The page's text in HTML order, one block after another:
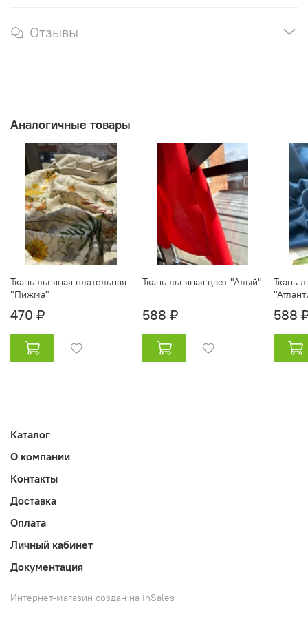
Отзывы
Аналогичные товары
Ткань льняная плательная
"Пижма"
470 ₽
Ткань льняная цвет "Алый"
588 ₽
Ткань
588
Каталог
О компании
Контакты
Доставка
Оплата
Личный кабинет
Документация
Интернет-магазин создан на inSales